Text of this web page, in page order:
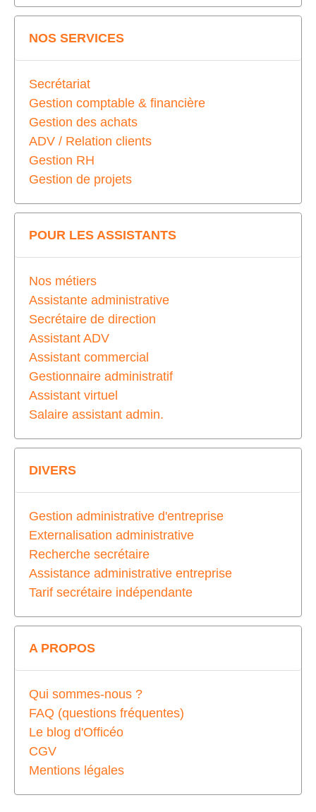
NOS SERVICES
Secrétariat
Gestion comptable & financière
Gestion des achats
ADV / Relation clients
Gestion RH
Gestion de projets
POUR LES ASSISTANTS
Nos métiers
Assistante administrative
Secrétaire de direction
Assistant ADV
Assistant commercial
Gestionnaire administratif
Assistant virtuel
Salaire assistant admin.
DIVERS
Gestion administrative d'entreprise
Externalisation administrative
Recherche secrétaire
Assistance administrative entreprise
Tarif secrétaire indépendante
A PROPOS
Qui sommes-nous ?
FAQ (questions fréquentes)
Le blog d'Officéo
CGV
Mentions légales